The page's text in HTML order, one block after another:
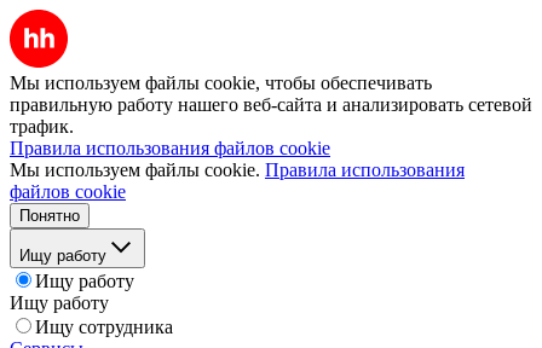
Мы используем файлы cookie, чтобы обеспечивать
правильную работу нашего веб-сайта и анализировать сетевой
трафик.
Правила использования файлов cookie
Мы используем файлы cookie. Правила использования
файлов cookie
Понятно
Ищу работу
Ищу работу
Ищу работу
Ищу сотрудника